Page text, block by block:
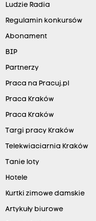
Ludzie Radia
Regulamin konkursów
Abonament
BIP
Partnerzy
Praca na Pracuj.pl
Praca Kraków
Praca Kraków
Targi pracy Kraków
Telekwiaciarnia Kraków
Tanie loty
Hotele
Kurtki zimowe damskie
Artykuły biurowe